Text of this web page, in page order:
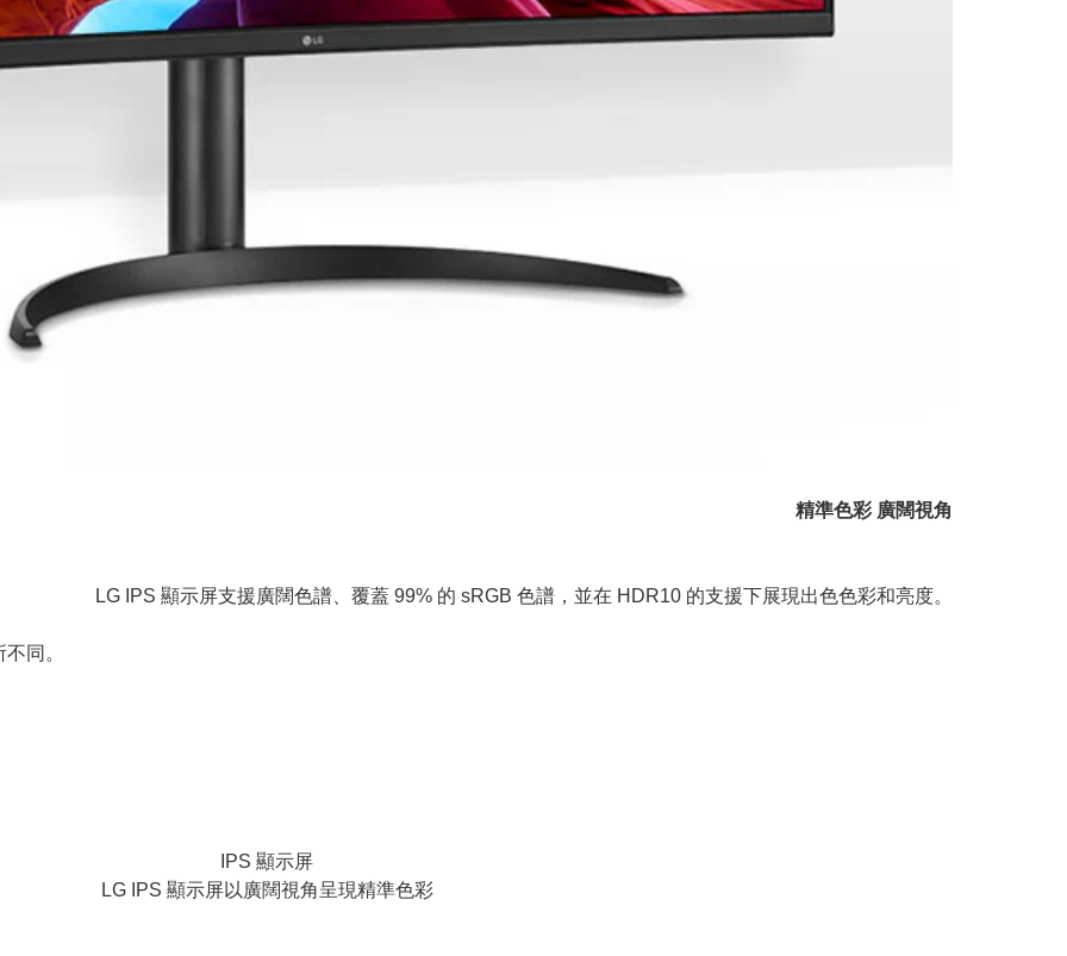
精準色彩 廣闊視角
LG IPS 顯示屏支援廣闊色譜、覆蓋 99% 的 sRGB 色譜，並在 HDR10 的支援下展現出色色彩和亮度。
同。
IPS 顯示屏
LG IPS 顯示屏以廣闊視角呈現精準色彩